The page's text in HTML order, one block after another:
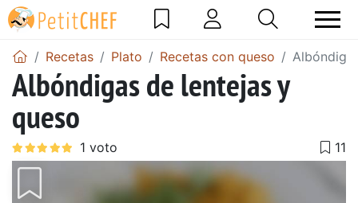
Recetas Plato Recetas con queso
Albóndigas de lentejas y
queso